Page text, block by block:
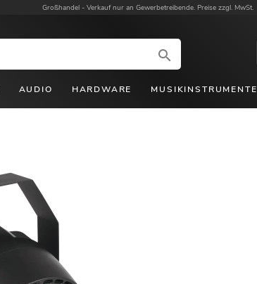
Großhandel - Verkauf nur an Gewerbetreibende. Preise zzgl. MwSt.
AUDIO HARDWARE MUSIKINSTRUMENTE